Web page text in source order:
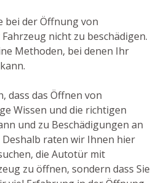
bei der Öffnung von
nicht zu beschädigen.
Methoden, bei denen Ihr
dass das Öffnen von
Wissen und die richtigen
und zu Beschädigungen an
raten wir Ihnen hier
die Autotür mit
zu öffnen, sondern dass Sie